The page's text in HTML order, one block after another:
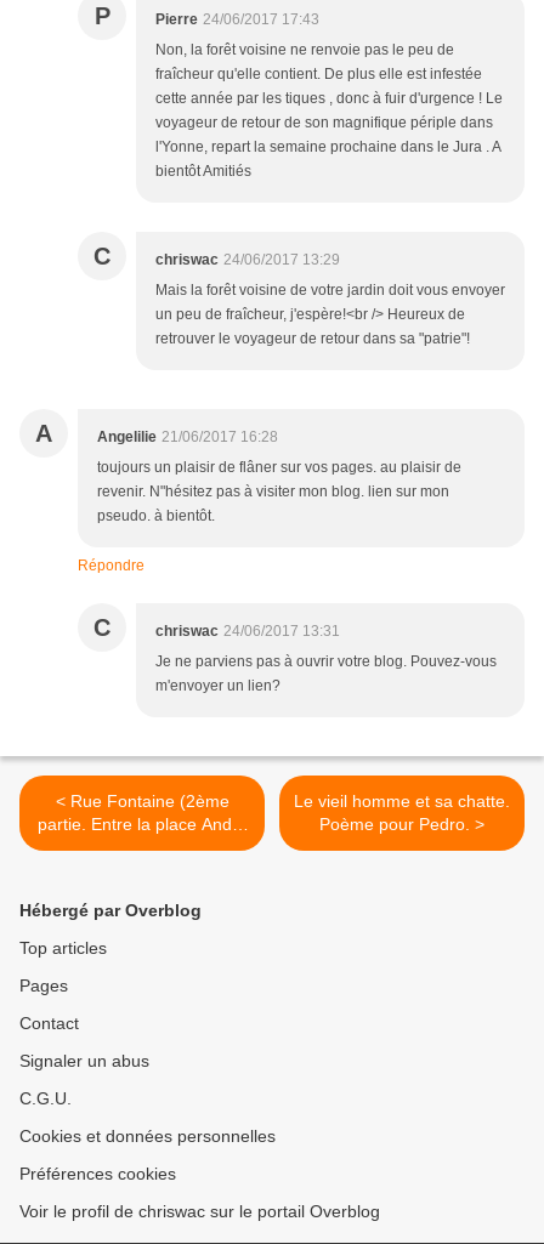
P Pierre 24/06/2017 17:43
Non, la forêt voisine ne renvoie pas le peu de
fraîcheur qu'elle contient. De plus elle est infestée
cette année par les tiques , donc à fuir d'urgence ! Le
voyageur de retour de son magnifique périple dans
l'Yonne, repart la semaine prochaine dans le Jura . A
bientôt Amitiés
C chriswac 24/06/2017 13:29
Mais la forêt voisine de votre jardin doit vous envoyer
un peu de fraîcheur, j'espère!<br /> Heureux de
retrouver le voyageur de retour dans sa "patrie"!
A Angelilie 21/06/2017 16:28
toujours un plaisir de flâner sur vos pages. au plaisir de
revenir. N"hésitez pas à visiter mon blog. lien sur mon
pseudo. à bientôt.
Répondre
C chriswac 24/06/2017 13:31
Je ne parviens pas à ouvrir votre blog. Pouvez-vous
m'envoyer un lien?
< Rue Fontaine (2ème
partie. Entre la place André
Breton et la place Blanche.)
Le vieil homme et sa chatte.
Poème pour Pedro. >
Hébergé par Overblog
Top articles
Pages
Contact
Signaler un abus
C.G.U.
Cookies et données personnelles
Préférences cookies
Voir le profil de chriswac sur le portail Overblog